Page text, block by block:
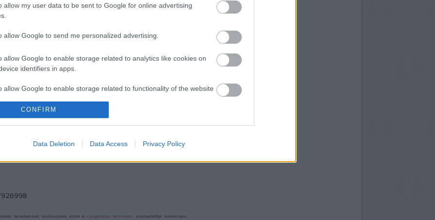
allow my user data to be sent to Google for online advertising
allow Google to send me personalized advertising.
allow Google to enable storage related to analytics like cookies on
identifiers in apps.
allow Google to enable storage related to functionality of the website
allow Google to enable storage related to personalization.
allow Google to enable storage related to security, including
CONFIRM
Data Deletion Data Access Privacy Policy
TÁNCOT? AKKOR
HELYE!
HAZÁBAN
– TRADÍCIÓ ÉS
DIVATSZÍNHÁZI
tartalomnak minősülnek, értük a szolgáltatás technikai üzemeltetője semmilyen